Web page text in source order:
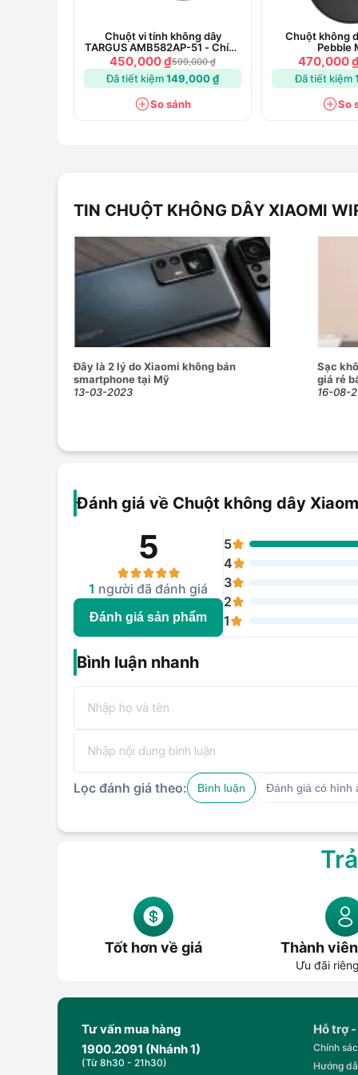
Kích thước: 119 x 64 x 41 mm
Trọng lượng: 57g (không bao gồm pin)
Nhiệt độ hoạt động: 0°C đến 40°C
Chuột vi tính không dây
TARGUS AMB582AP-51 - Chính
hãng
450,000 ₫599,000 ₫
Đã tiết kiệm149,000 ₫
So sánh
Chuột không
Pebble
470,000
Đã tiết kiệm
So
TIN CHUỘT KHÔNG DÂY XIAOMI
Đây là 2 lý do Xiaomi không bán
smartphone tại Mỹ
13-03-2023
Sạc
giá rẻ
16-08-
Đánh giá về Chuột không dây
5
1 người đã đánh giá
Đánh giá sản phẩm
5
4
3
2
1
Bình luận nhanh
Lọc đánh giá theo: Bình luận Đánh giá có hình
Tốt hơn về giá Thành
Ưu đãi
Tư vấn mua hàng
1900.2091 (Nhánh 1)
(Từ 8h30 - 21h30)
Hỗ trợ
Chính
Hướng